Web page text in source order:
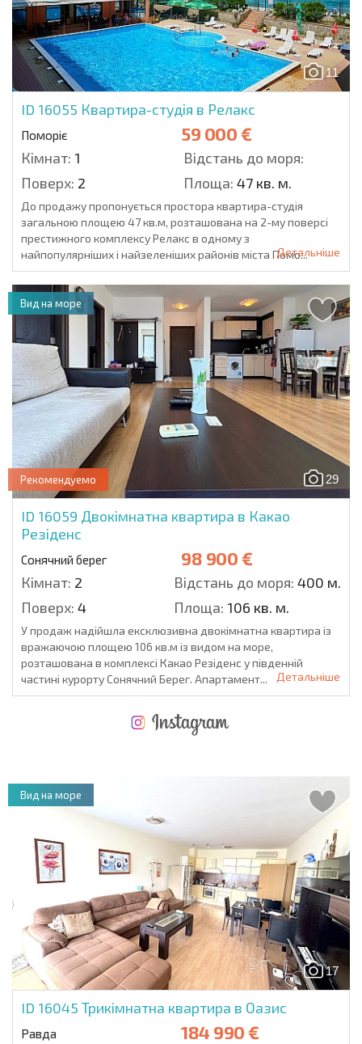
11
ID 16055 Квартира-студія в Релакс
Поморіє 59 000 €
Кімнат: 1
Відстань до моря:
Поверх: 2 Площа: 47 кв. м.
До продажу пропонується простора квартира-студія
загальною площею 47 кв.м, розташована на 2-му поверсі
престижного комплексу Релакс в одному з
найпопулярніших і найзеленіших районів міста Помо...Детальніше
29
Рекомендуемо
ID 16059 Двокімнатна квартира в Какао
Резіденс
Сонячний берег 98 900 €
Кімнат: 2 Відстань до моря: 400 м.
Поверх: 4 Площа: 106 кв. м.
Вид на море
У продаж надійшла ексклюзивна двокімнатна квартира із
вражаючою площею 106 кв.м із видом на море,
розташована в комплексі Какао Резіденс у південній
частині курорту Сонячний Берег. Апартамент...
Детальніше
17
ID 16045 Трикімнатна квартира в Оазис
Равда 184 990 €
Вид на море